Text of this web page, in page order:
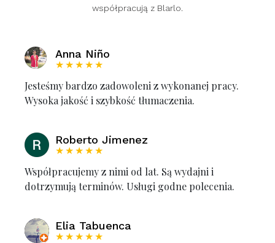
współpracują z Blarlo.
Anna Niño
★★★★★
Jesteśmy bardzo zadowoleni z wykonanej pracy.
Wysoka jakość i szybkość tłumaczenia.
Roberto Jimenez
★★★★★
Współpracujemy z nimi od lat. Są wydajni i
dotrzymują terminów. Usługi godne polecenia.
Elia Tabuenca
★★★★★